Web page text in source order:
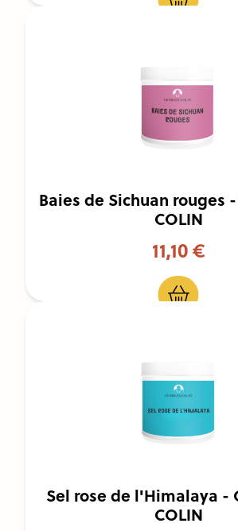
Baies de Sichuan rouges -
COLIN
11,10 €
Sel rose de l'Himalaya -
COLIN